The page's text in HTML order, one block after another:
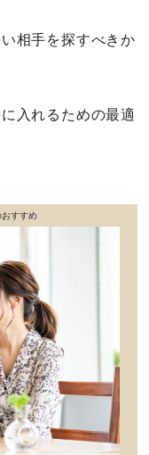
相手を探すべきか
入れるための最適
すすめ